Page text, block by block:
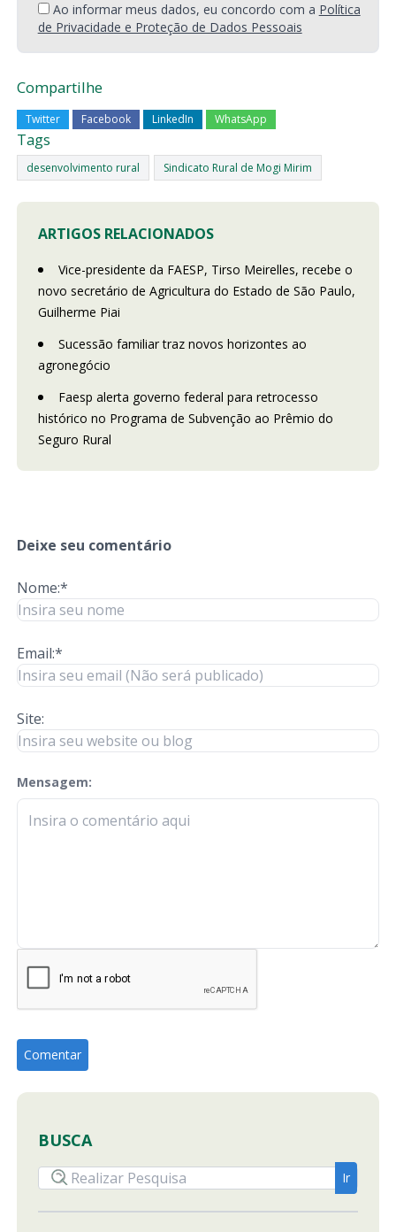
Ao informar meus dados, eu concordo com a Política
de Privacidade e Proteção de Dados Pessoais
Compartilhe
Twitter Facebook LinkedIn WhatsApp
Tags
desenvolvimento rural Sindicato Rural de Mogi Mirim
ARTIGOS RELACIONADOS
Vice-presidente da FAESP, Tirso Meirelles, recebe o
novo secretário de Agricultura do Estado de São Paulo,
Guilherme Piai
Sucessão familiar traz novos horizontes ao
agronegócio
Faesp alerta governo federal para retrocesso
histórico no Programa de Subvenção ao Prêmio do
Seguro Rural
Deixe seu comentário
Nome:*
Email:*
Site:
Mensagem:
check-terms
BUSCA